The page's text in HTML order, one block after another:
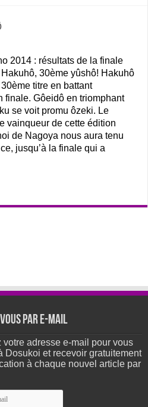
2014 : résultats de la finale
30ème yûshô! Hakuhô
titre en battant
finale. Gôeidô en triomphant
se voit promu ôzeki. Le
vainqueur de cette édition
de Nagoya nous aura tenu
jusqu’à la finale qui a
par e-mail
votre adresse e-mail pour vous
Dosukoi et recevoir gratuitement
à chaque nouvel article par